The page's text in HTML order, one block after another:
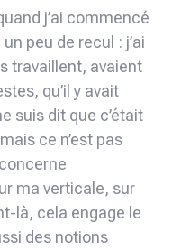
j’ai commencé
peu de recul : j’ai
travaillent, avaient
qu’il y avait
suis dit que c’était
ce n’est pas
ma verticale, sur
là, cela engage le
des notions